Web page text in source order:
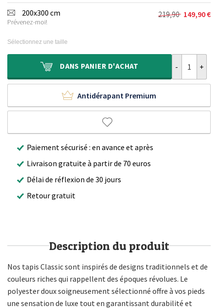
initial
était :
actuel
est :
200x300 cm
Prévenez-moi!
219,90
Le
219,90 €.
149,90€
Le
149,90 €.
Sélectionnez une taille
DANS PANIER D'ACHAT
Antidérapant Premium
Paiement sécurisé : en avance et après
Livraison gratuite à partir de 70 euros
Délai de réflexion de 30 jours
Retour gratuit
Description du produit
Nos tapis Classic sont inspirés de designs traditionnels et de
couleurs riches qui rappellent des époques révolues. Le
polyester doux soigneusement sélectionné offre à vos pieds
une sensation de luxe tout en garantissant durabilité et